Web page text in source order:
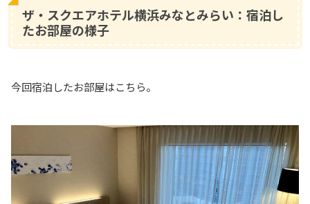
ザ・スクエアホテル横浜みなとみらい：宿泊し
たお部屋の様子
今回宿泊したお部屋はこちら。